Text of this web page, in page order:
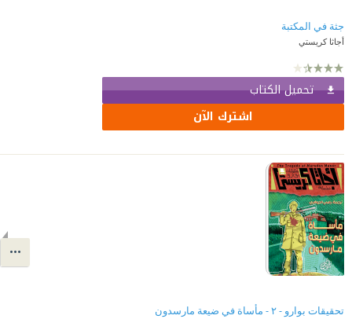
جثة في المكتبة
أجاثا كريستي
تحميل الكتاب
اشترك الآن
تحقيقات بوارو - ٢ - مأساة في ضيعة مارسدون